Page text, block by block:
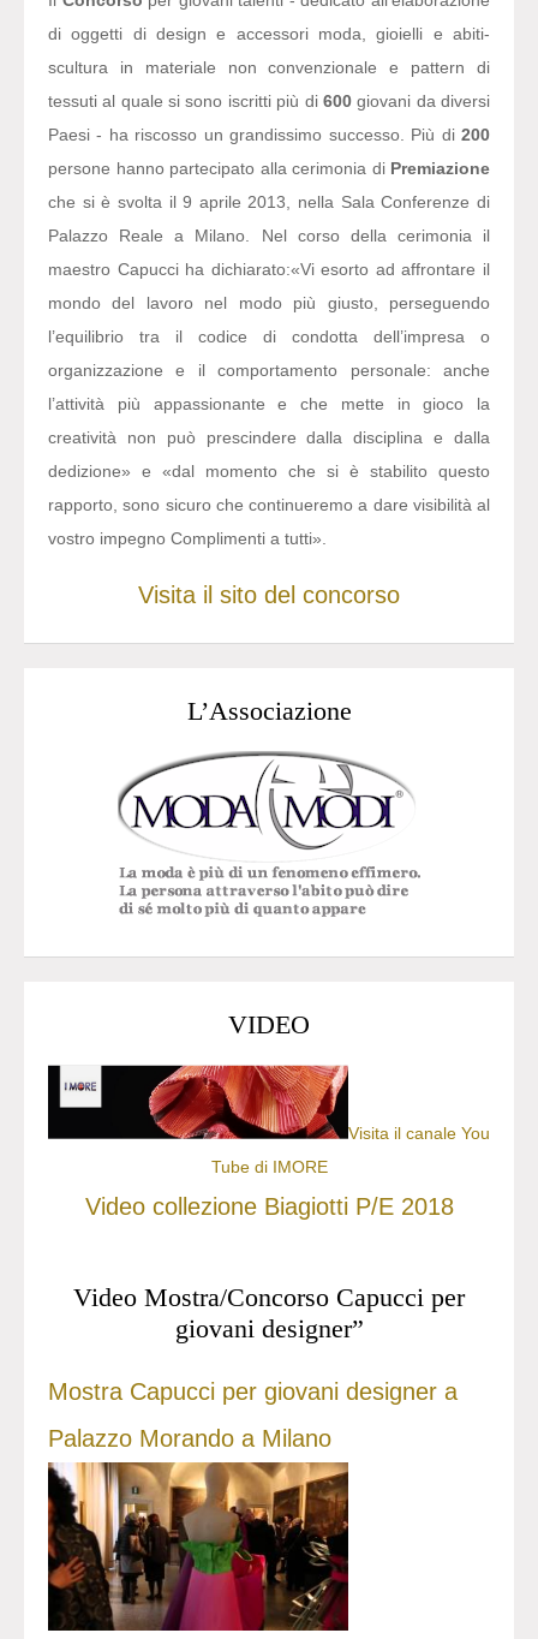
di oggetti di design e accessori moda, gioielli e abiti-
scultura in materiale non convenzionale e pattern di
tessuti al quale si sono iscritti più di 600giovani da diversi
Paesi - ha riscosso un grandissimo successo. Più di 200
persone hanno partecipato alla cerimonia di Premiazione
che si è svolta il 9 aprile 2013, nella Sala Conferenze di
Palazzo Reale a Milano. Nel corso della cerimonia il
maestro Capucci ha dichiarato:«Vi esorto ad affrontare il
mondo del lavoro nel modo più giusto, perseguendo
l’equilibrio tra il codice di condotta dell’impresa o
organizzazione e il comportamento personale: anche
l’attività più appassionante e che mette in gioco la
creatività non può prescindere dalla disciplina e dalla
dedizione» e «dal momento che si è stabilito questo
rapporto, sono sicuro che continueremo a dare visibilità al
vostro impegno Complimenti a tutti».
Visita il sito del concorso
L’Associazione
VIDEO
Visita il canale You
Tube di IMORE
Video collezione Biagiotti P/E 2018
Video Mostra/Concorso Capucci per
giovani designer”
Mostra Capucci per giovani designer a
Palazzo Morando a Milano